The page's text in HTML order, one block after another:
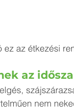
ez az étkezési
az
nem